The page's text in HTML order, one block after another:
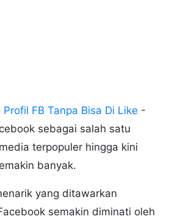
FB Tanpa Bisa Di Like -
sebagai salah satu
terpopuler hingga kini
banyak.
yang ditawarkan
semakin diminati oleh